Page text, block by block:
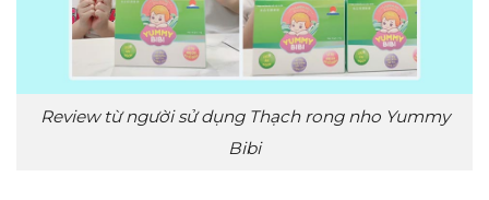
Review từ người sử dụng Thạch rong nho Yummy
Bibi